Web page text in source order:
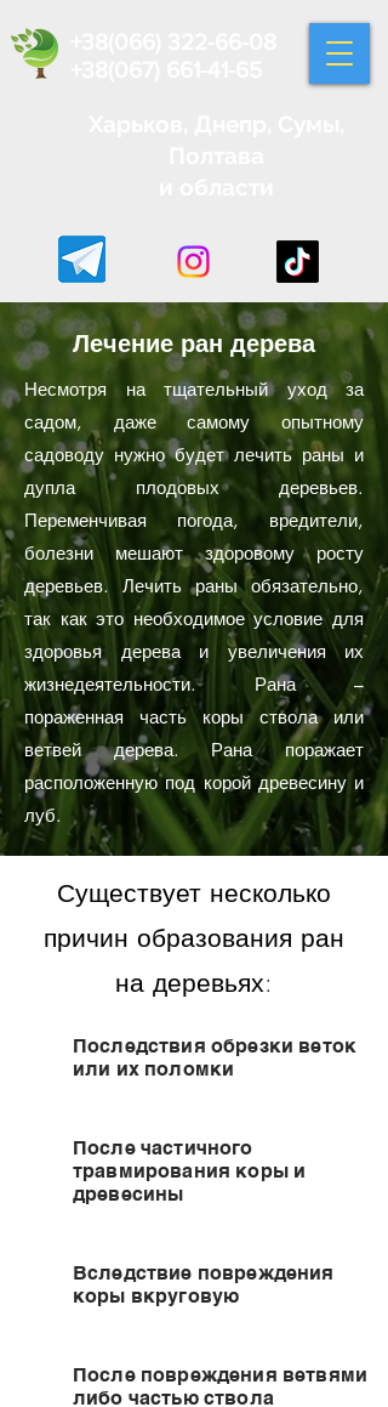
Лечение ран дерева
Несмотря на тщательный уход за
садом, даже самому опытному
садоводу нужно будет лечить раны и
дупла плодовых деревьев.
Переменчивая погода, вредители,
болезни мешают здоровому росту
деревьев. Лечить раны обязательно,
так как это необходимое условие для
здоровья дерева и увеличения их
жизнедеятельности. Рана –
пораженная часть коры ствола или
ветвей дерева. Рана поражает
расположенную под корой древесину и
луб.
Существует несколько
причин образования ран
на деревьях:
Последствия обрезки веток
или их поломки
После частичного
травмирования коры и
древесины
Вследствие повреждения
коры вкруговую
После повреждения ветвями
либо частью ствола